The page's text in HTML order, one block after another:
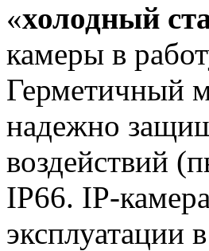
«холодный
камеры в
Герметичный
надежно
воздействий
IP66. IP-камера
эксплуатации